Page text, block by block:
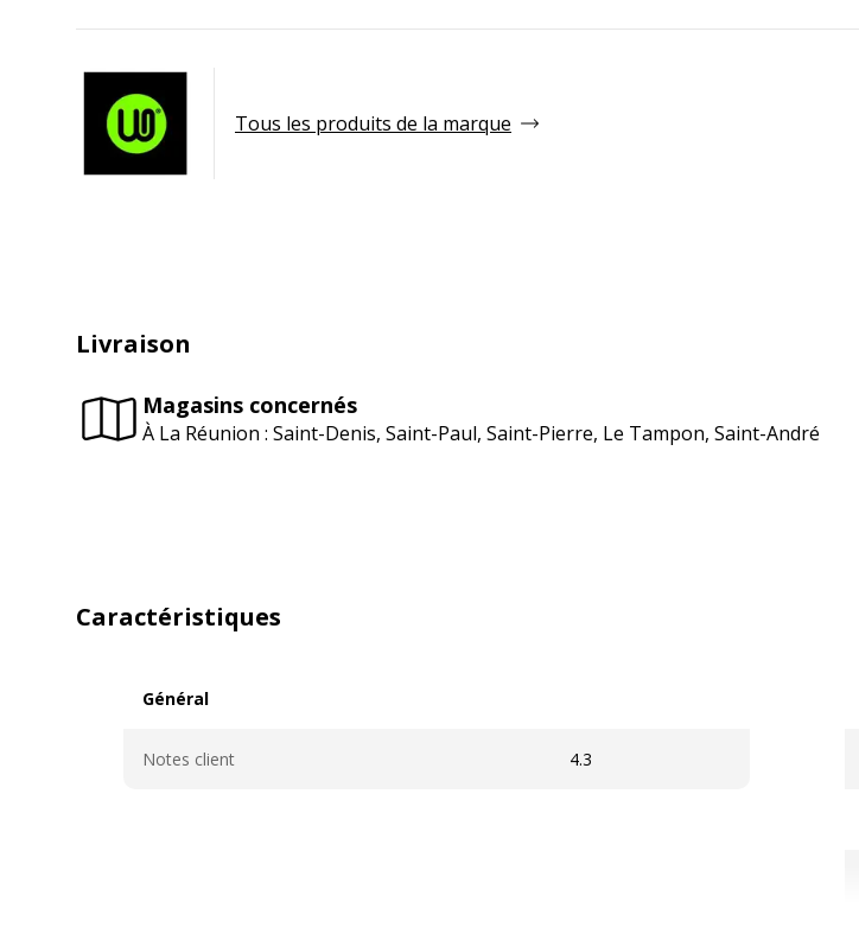
Tous les produits de la marque
Livraison
Magasins concernés
À La Réunion : Saint-Denis, Saint-Paul, Saint-Pierre, Le Tampon, Saint-André
Caractéristiques
Général
Notes client 4.3